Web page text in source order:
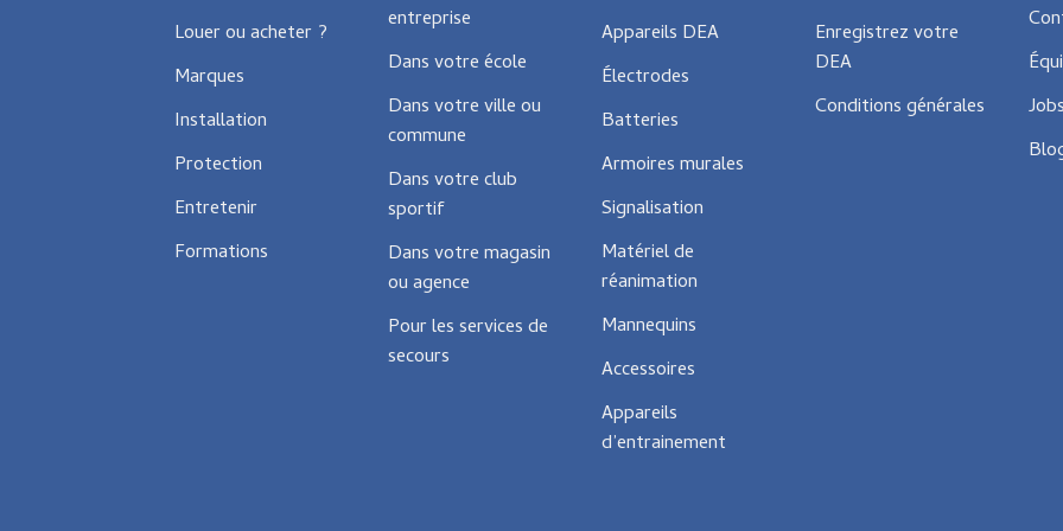
chosen
the
page
Louer ou acheter ?
Marques
Installation
Protection
Entretenir
Formations
entreprise
Dans votre école
Dans votre ville ou
commune
Dans votre club
sportif
Dans votre magasin
ou agence
Pour les services de
secours
Appareils DEA
Électrodes
Batteries
Armoires murales
Signalisation
Matériel de
réanimation
Mannequins
Accessoires
Appareils
d’entrainement
Enregistrez votre
DEA
Conditions générales
Jobs